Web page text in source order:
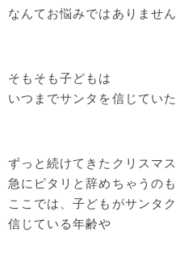
なんてお悩みではありません
そもそも子どもは
いつまでサンタを信じてい
ずっと続けてきたクリスマ
急にピタリと辞めちゃうの
ここでは、子どもがサンタ
信じている年齢や